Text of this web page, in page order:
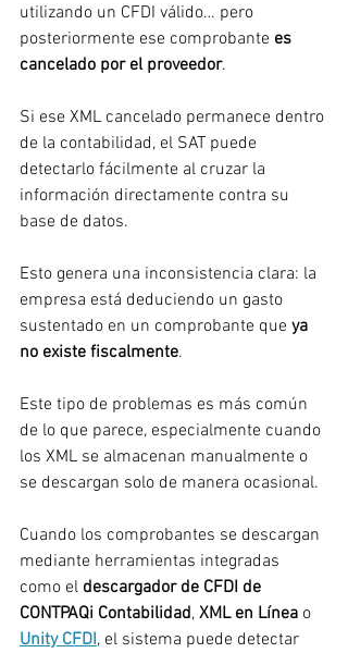
utilizando un CFDI válido… pero
posteriormente ese comprobante es
cancelado por el proveedor.
Si ese XML cancelado permanece dentro
de la contabilidad, el SAT puede
detectarlo fácilmente al cruzar la
información directamente contra su
base de datos.
Esto genera una inconsistencia clara: la
empresa está deduciendo un gasto
sustentado en un comprobante que ya
no existe fiscalmente.
Este tipo de problemas es más común
de lo que parece, especialmente cuando
los XML se almacenan manualmente o
se descargan solo de manera ocasional.
Cuando los comprobantes se descargan
mediante herramientas integradas
como el descargador de CFDI de
CONTPAQi Contabilidad, XML en Línea o
Unity CFDI, el sistema puede detectar